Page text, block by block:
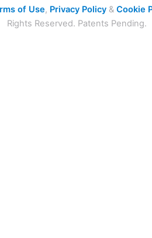
of Use, Privacy Policy& Cookie
Rights Reserved. Patents Pending.